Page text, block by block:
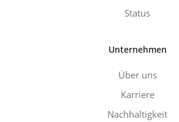
Status
Unternehmen
Über uns
Karriere
Nachhaltigkeit